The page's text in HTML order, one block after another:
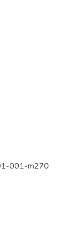
001-m270